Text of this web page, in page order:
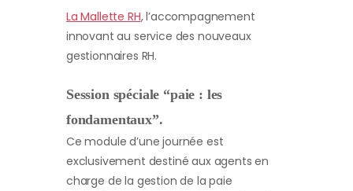
La Mallette RH, l’accompagnement
innovant au service des nouveaux
gestionnaires RH.
Session spéciale “paie : les
fondamentaux”.
Ce module d’une journée est
exclusivement destiné aux agents en
charge de la gestion de la paie